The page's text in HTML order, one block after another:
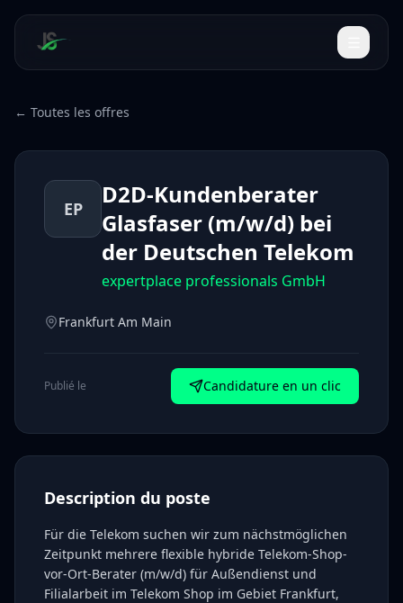
← Toutes les offres
EP
D2D-Kundenberater
Glasfaser (m/w/d) bei
der Deutschen Telekom
expertplace professionals GmbH
Frankfurt Am Main
Publié le Candidature en un clic
Description du poste
Für die Telekom suchen wir zum nächstmöglichen
Zeitpunkt mehrere flexible hybride Telekom-Shop-
vor-Ort-Berater (m/w/d) für Außendienst und
Filialarbeit im Telekom Shop im Gebiet Frankfurt,